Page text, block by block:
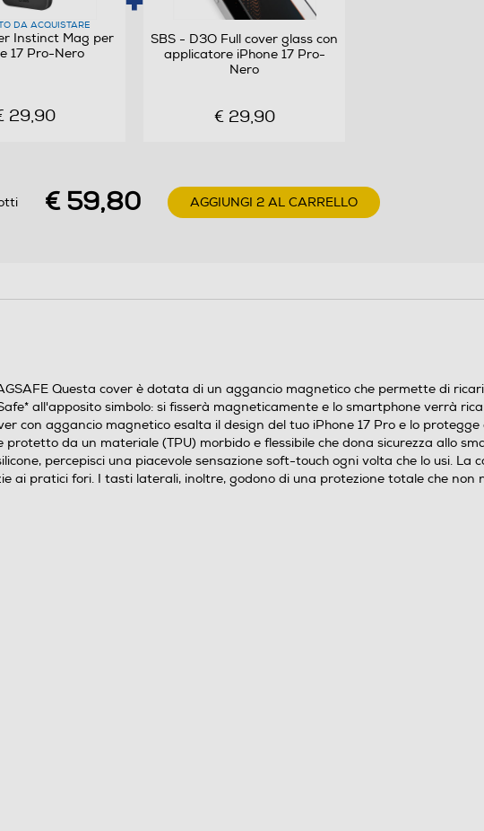
DA ACQUISTARE
Instinct Mag per
17 Pro-Nero
29,90
SBS - D3O Full cover glass con
applicatore iPhone 17 Pro-
Nero
€ 29,90
€ 59,80 AGGIUNGI 2 AL CARRELLO
Questa cover è dotata di un aggancio magnetico che permette di
all'apposito simbolo: si fisserà magneticamente e lo smartphone verrà
con aggancio magnetico esalta il design del tuo iPhone 17 Pro e lo
da un materiale (TPU) morbido e flessibile che dona sicurezza allo
percepisci una piacevole sensazione soft-touch ogni volta che lo usi. La
ai pratici fori. I tasti laterali, inoltre, godono di una protezione totale che non